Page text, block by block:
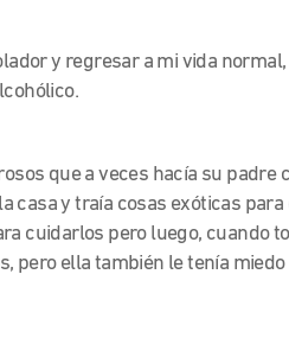
y regresar a mi vida
que a veces hacía su padre
casa y traía cosas exóticas para
cuidarlos pero luego, cuando
pero ella también le tenía miedo